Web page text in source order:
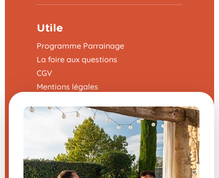
Utile
Programme Parrainage
La foire aux questions
CGV
Mentions légales
Modifier mes préférences en matière de
cookies
Une question sur un de nos
produits ?